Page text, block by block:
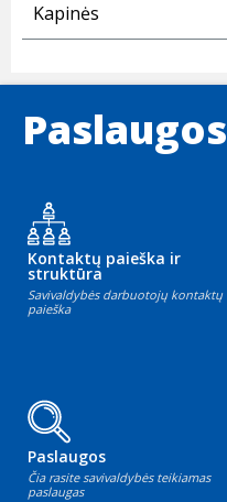
Kapinės
Paslaugos
Kontaktų paieška ir
struktūra
Savivaldybės darbuotojų kontaktų
paieška
Paslaugos
Čia rasite savivaldybės teikiamas
paslaugas